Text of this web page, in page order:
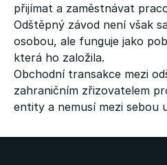
přijímat a zaměstnávat
Odštěpný závod není však
osobou, ale funguje jako
která ho založila.
Obchodní transakce mezi
zahraničním zřizovatelem
entity a nemusí mezi sebou